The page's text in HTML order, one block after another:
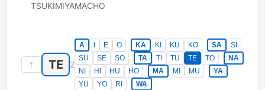
TSUKIMIYAMACHO
↑ TE 2
A E O KA KI KU KO SA
SI
SU
SE SO TA TI TU TE TO
NA
NI
HI HU HO MA MI MU
YA
YU
YO RI WA